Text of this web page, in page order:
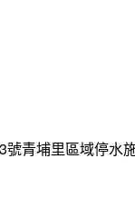
號青埔里區域停水